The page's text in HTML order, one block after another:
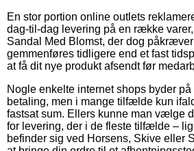
En stor portion online outlets
dag-til-dag levering på en række
Sandal Med Blomst, der dog
gemmenføres tidligere end et fast
at få dit nye produkt afsendt før
Nogle enkelte internet shops byder
betaling, men i mange tilfælde kun
fastsat sum. Ellers kunne man vælge
for levering, der i de fleste tilfælde –
befinder sig ved Horsens, Skive eller